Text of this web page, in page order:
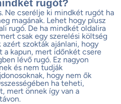
rugót?
Ne cserélje ki mindkét rugót ha
magának. Lehet hogy plusz
rugó. De ha mindkét oldalira
csak egy szerelési költség
szokták ajánlani, hogy
a kapun, mert időnkét csere
lévő rugó. Ez nagyon
és nem tudják
hogy nem ők
ha teheti,
mert önnek így van a